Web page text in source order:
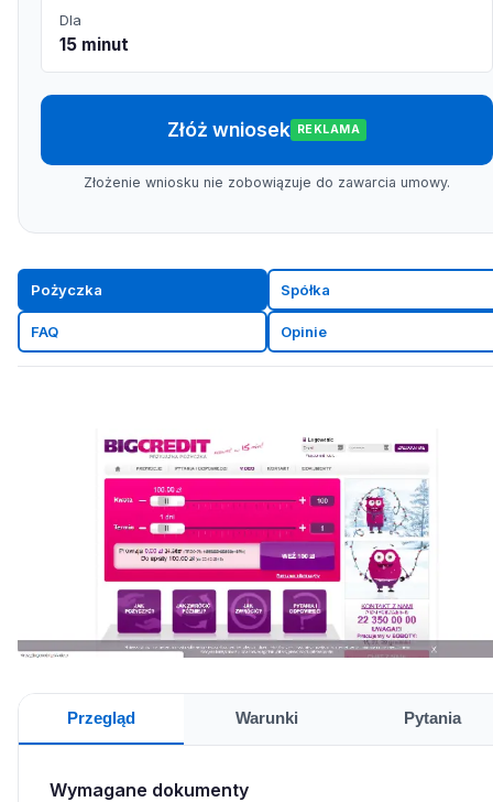
Dla
15 minut
Złóż wniosek REKLAMA
Złożenie wniosku nie zobowiązuje do zawarcia umowy.
Pożyczka Spółka
FAQ Opinie
Przegląd Warunki Pytania
Wymagane dokumenty